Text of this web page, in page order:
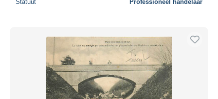
Statuut Professioneel handelaar